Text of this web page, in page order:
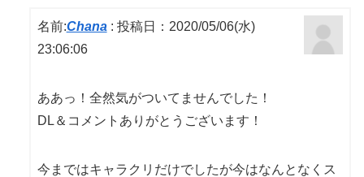
名前:Chana: 投稿日：2020/05/06(水)
23:06:06
ああっ！全然気がついてませんでした！
DL＆コメントありがとうございます！
今まではキャラクリだけでしたが今はなんとなくス